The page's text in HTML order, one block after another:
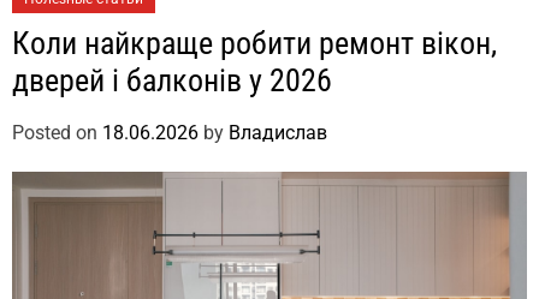
Коли найкраще робити ремонт вікон,
дверей і балконів у 2026
Posted on 18.06.2026 by Владислав